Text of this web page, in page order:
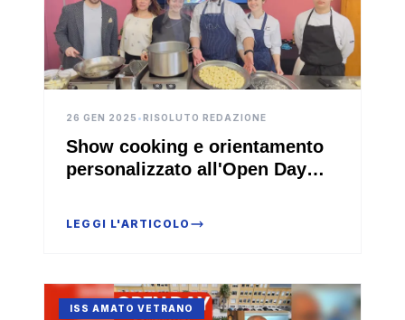
26 GEN 2025 •RISOLUTO REDAZIONE
Show cooking e orientamento
personalizzato all'Open Day
LEGGI L'ARTICOLO
ISS AMATO VETRANO